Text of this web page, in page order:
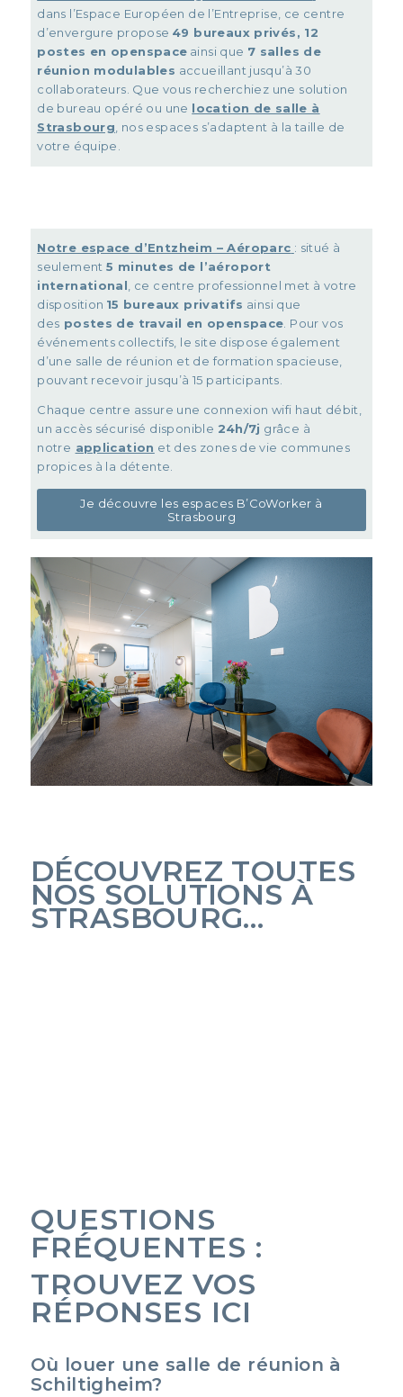
dans l’Espace Européen de l’Entreprise, ce centre
d’envergure propose 49 bureaux privés, 12
postes en openspace ainsi que 7 salles de
réunion modulables accueillant jusqu’à 30
collaborateurs. Que vous recherchiez une solution
de bureau opéré ou une location de salle à
Strasbourg, nos espaces s’adaptent à la taille de
votre équipe.
Notre espace d’Entzheim – Aéroparc : situé à
seulement5 minutes de l’aéroport
international, ce centre professionnel met à votre
disposition 15 bureaux privatifs ainsi que
des postes de travail en openspace. Pour vos
événements collectifs, le site dispose également
d’une salle de réunion et de formation spacieuse,
pouvant recevoir jusqu’à 15 participants.
Chaque centre assure une connexion wifi haut débit,
un accès sécurisé disponible 24h/7j grâce à
notre application et des zones de vie communes
propices à la détente.
Je découvre les espaces B’CoWorker à
Strasbourg
DÉCOUVREZ TOUTES
NOS SOLUTIONS À
STRASBOURG…
QUESTIONS
FRÉQUENTES :
TROUVEZ VOS
RÉPONSES ICI
Où louer une salle de réunion à
Schiltigheim?